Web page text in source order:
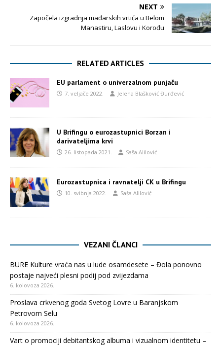
NEXT
Započela izgradnja mađarskih vrtića u Belom
Manastiru, Laslovu i Korođu
RELATED ARTICLES
EU parlament o univerzalnom punjaču
7. veljače 2022. Jelena Blašković Đurđević
U Brifingu o eurozastupnici Borzan i
darivateljima krvi
26. listopada 2021. Saša Alilović
Eurozastupnica i ravnatelji CK u Brifingu
10. svibnja 2022. Saša Alilović
VEZANI ČLANCI
BURE Kulture vraća nas u lude osamdesete – Đola ponovno
postaje najveći plesni podij pod zvijezdama
6. kolovoza 2026.
Proslava crkvenog goda Svetog Lovre u Baranjskom
Petrovom Selu
6. kolovoza 2026.
Vart o promociji debitantskog albuma i vizualnom identitetu –